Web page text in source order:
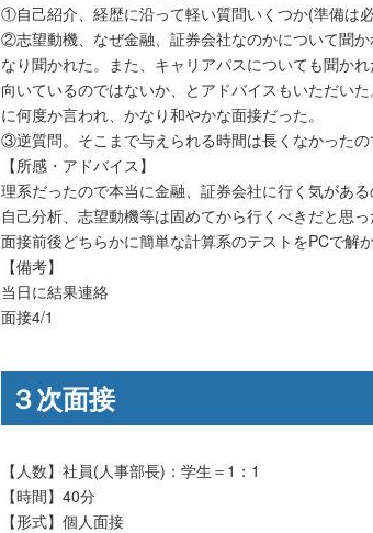
①自己紹介、経歴に沿って軽い質問いくつか(準備は
②志望動機、なぜ金融、証券会社なのかについて聞
なり聞かれた。また、キャリアパスについても聞か
向いているのではないか、とアドバイスもいただい
に何度か言われ、かなり和やかな面接だった。
③逆質問。そこまで与えられる時間は長くなかったの
【所感・アドバイス】
理系だったので本当に金融、証券会社に行く気があ
自己分析、志望動機等は固めてから行くべきだと思っ
面接前後どちらかに簡単な計算系のテストをPCで解か
【備考】
当日に結果連絡
面接4/1
３次面接
【人数】社員(人事部長)：学生＝1：1
【時間】40分
【形式】個人面接